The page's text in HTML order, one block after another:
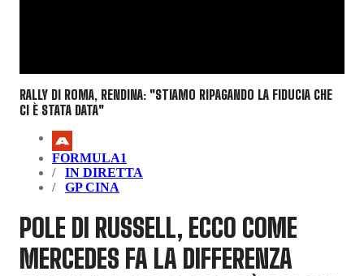
RALLY DI ROMA, RENDINA: "STIAMO RIPAGANDO LA FIDUCIA CHE
CI È STATA DATA"
FORMULA1
IN DIRETTA
GP CINA
POLE DI RUSSELL, ECCO COME
MERCEDES FA LA DIFFERENZA